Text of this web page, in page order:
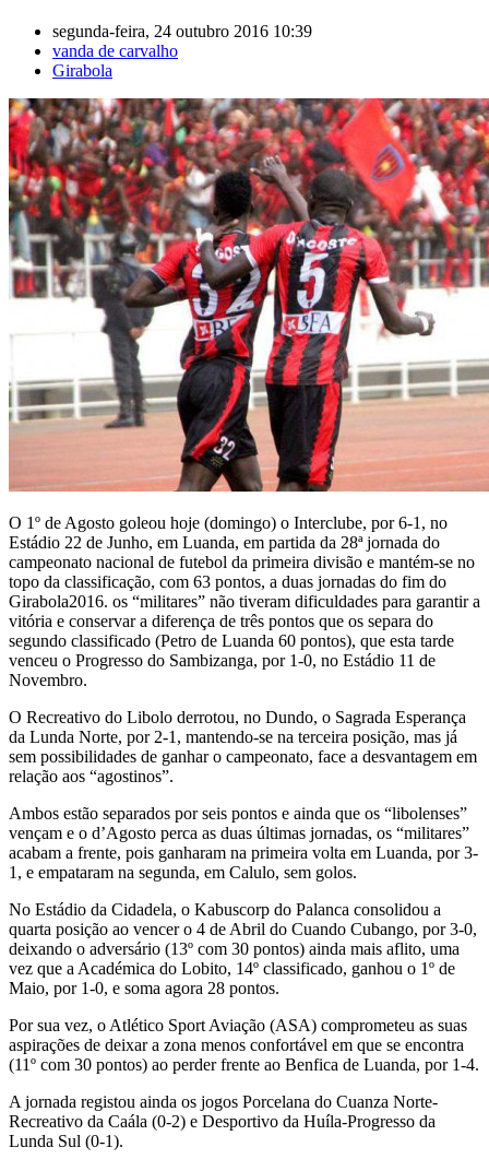
segunda-feira, 24 outubro 2016 10:39
vanda de carvalho
Girabola
O 1º de Agosto goleou hoje (domingo) o Interclube, por 6-1, no
Estádio 22 de Junho, em Luanda, em partida da 28ª jornada do
campeonato nacional de futebol da primeira divisão e mantém-se no
topo da classificação, com 63 pontos, a duas jornadas do fim do
Girabola2016. os “militares” não tiveram dificuldades para garantir a
vitória e conservar a diferença de três pontos que os separa do
segundo classificado (Petro de Luanda 60 pontos), que esta tarde
venceu o Progresso do Sambizanga, por 1-0, no Estádio 11 de
Novembro.
O Recreativo do Libolo derrotou, no Dundo, o Sagrada Esperança
da Lunda Norte, por 2-1, mantendo-se na terceira posição, mas já
sem possibilidades de ganhar o campeonato, face a desvantagem em
relação aos “agostinos”.
Ambos estão separados por seis pontos e ainda que os “libolenses”
vençam e o d’Agosto perca as duas últimas jornadas, os “militares”
acabam a frente, pois ganharam na primeira volta em Luanda, por 3-
1, e empataram na segunda, em Calulo, sem golos.
No Estádio da Cidadela, o Kabuscorp do Palanca consolidou a
quarta posição ao vencer o 4 de Abril do Cuando Cubango, por 3-0,
deixando o adversário (13º com 30 pontos) ainda mais aflito, uma
vez que a Académica do Lobito, 14º classificado, ganhou o 1º de
Maio, por 1-0, e soma agora 28 pontos.
Por sua vez, o Atlético Sport Aviação (ASA) comprometeu as suas
aspirações de deixar a zona menos confortável em que se encontra
(11º com 30 pontos) ao perder frente ao Benfica de Luanda, por 1-4.
A jornada registou ainda os jogos Porcelana do Cuanza Norte-
Recreativo da Caála (0-2) e Desportivo da Huíla-Progresso da
Lunda Sul (0-1).